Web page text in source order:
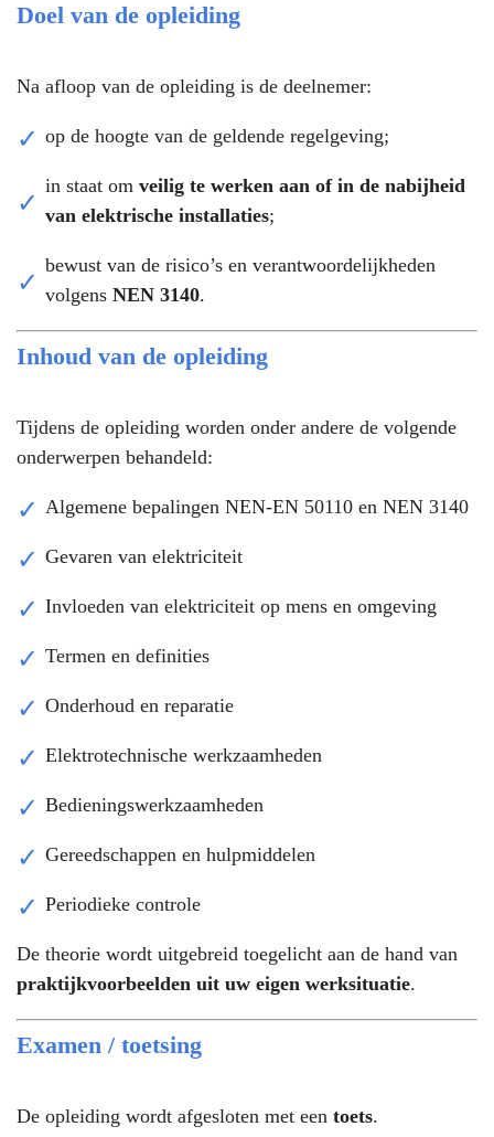
Doel van de opleiding
Na afloop van de opleiding is de deelnemer:
op de hoogte van de geldende regelgeving;
in staat om veilig te werken aan of in de nabijheid
van elektrische installaties;
bewust van de risico’s en verantwoordelijkheden
volgens NEN 3140.
Inhoud van de opleiding
Tijdens de opleiding worden onder andere de volgende
onderwerpen behandeld:
Algemene bepalingen NEN-EN 50110 en NEN 3140
Gevaren van elektriciteit
Invloeden van elektriciteit op mens en omgeving
Termen en definities
Onderhoud en reparatie
Elektrotechnische werkzaamheden
Bedieningswerkzaamheden
Gereedschappen en hulpmiddelen
Periodieke controle
De theorie wordt uitgebreid toegelicht aan de hand van
praktijkvoorbeelden uit uw eigen werksituatie.
Examen / toetsing
De opleiding wordt afgesloten met een toets.